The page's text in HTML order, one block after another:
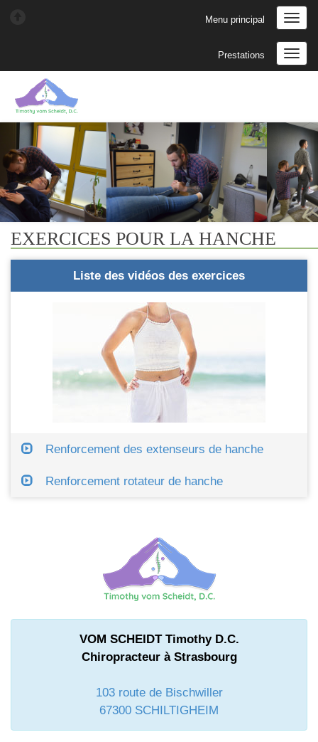
Menu principal
Prestations
EXERCICES POUR LA HANCHE
Liste des vidéos des exercices
Renforcement des extenseurs de hanche
Renforcement rotateur de hanche
VOM SCHEIDT Timothy D.C.
Chiropracteur à Strasbourg
103 route de Bischwiller
67300 SCHILTIGHEIM